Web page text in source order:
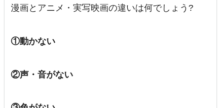
漫画とアニメ・実写映画の違いは何でしょう?
①動かない
②声・音がない